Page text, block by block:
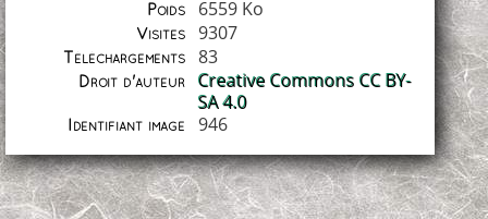
Poids 6559 Ko
Visites 9307
Téléchargements 83
Droit d'auteur
Creative Commons CC BY-
SA 4.0
Identifiant image 946